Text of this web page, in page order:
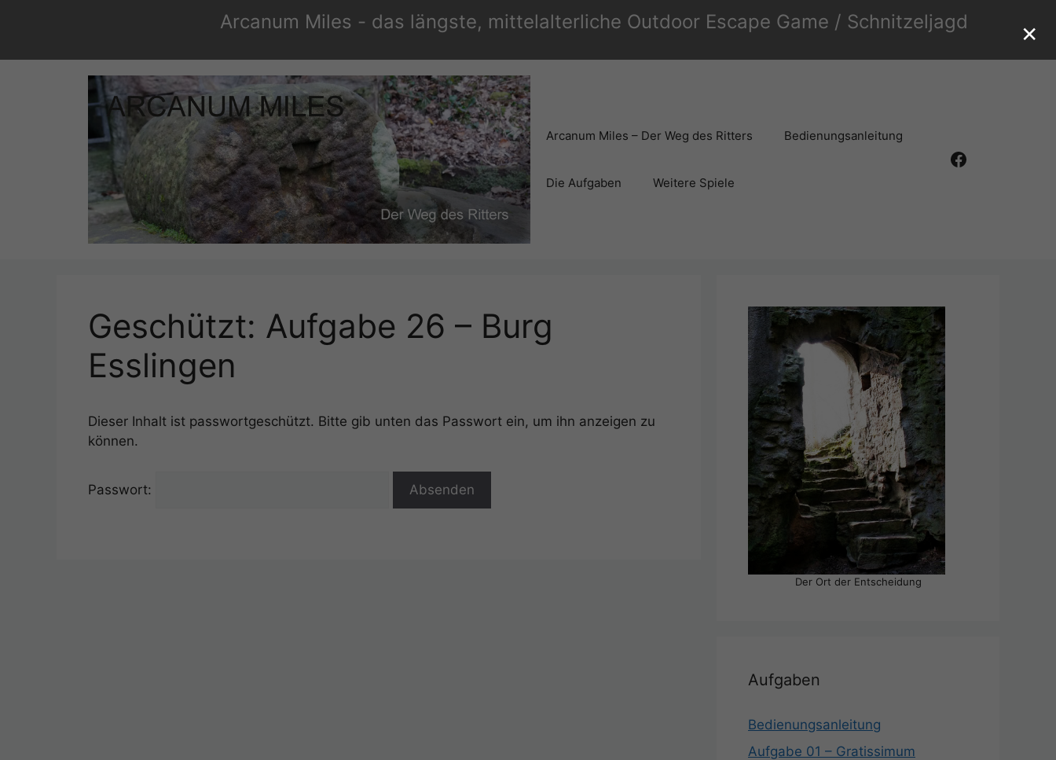
Arcanum Miles - das längste, mittelalterliche Outdoor Escape Game / Schnitzeljagd
Arcanum Miles – Der Weg des Ritters Bedienungsanleitung
Die Aufgaben Weitere Spiele
Facebook
Geschützt: Aufgabe 26 – Burg
Esslingen
Dieser Inhalt ist passwortgeschützt. Bitte gib unten das Passwort ein, um ihn anzeigen zu
können.
Passwort:
Der Ort der Entscheidung
Aufgaben
Bedienungsanleitung
Aufgabe 01 – Gratissimum
×